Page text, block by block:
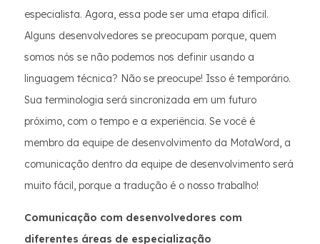
especialista. Agora, essa pode ser uma etapa difícil.
Alguns desenvolvedores se preocupam porque, quem
somos nós se não podemos nos definir usando a
linguagem técnica? Não se preocupe! Isso é temporário.
Sua terminologia será sincronizada em um futuro
próximo, com o tempo e a experiência. Se você é
membro da equipe de desenvolvimento da MotaWord, a
comunicação dentro da equipe de desenvolvimento será
muito fácil, porque a tradução é o nosso trabalho!
Comunicação com desenvolvedores com
diferentes áreas de especialização